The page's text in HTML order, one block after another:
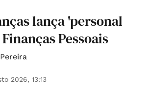
lança 'personal
Pessoais
2026, 13:13